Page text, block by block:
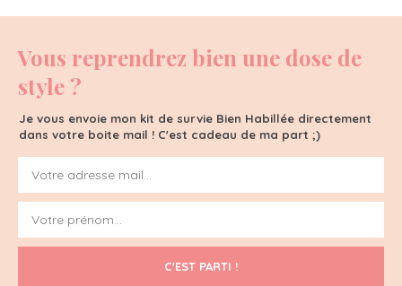
Vous reprendrez bien une dose de
style ?
Je vous envoie mon kit de survie Bien Habillée directement
dans votre boite mail ! C'est cadeau de ma part ;)
C'EST PARTI !